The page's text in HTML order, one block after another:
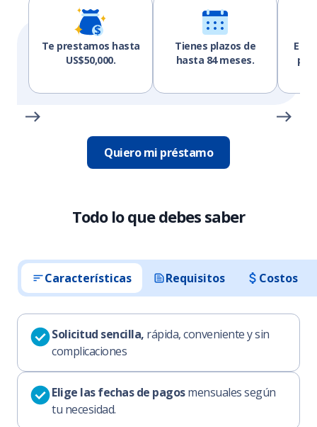
Te prestamos hasta
US$50,000.
Tienes plazos de
hasta 84 meses.
Quiero mi préstamo
Todo lo que debes saber
Características Requisitos Costos
Solicitud sencilla, rápida, conveniente y sin
complicaciones
Elige las fechas de pagosmensuales según
tu necesidad.